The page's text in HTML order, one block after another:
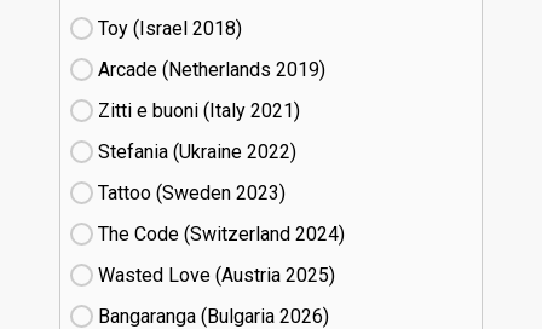
Toy (Israel
18)
Arcade (Netherlands
19)
Zitti e buoni​ (Italy
21)
Stefania (Ukraine
22)
Tattoo (Sweden
23)
The Code (Switzerland
24)
Wasted Love (Austria
25)
Bangaranga (Bulgaria
26)